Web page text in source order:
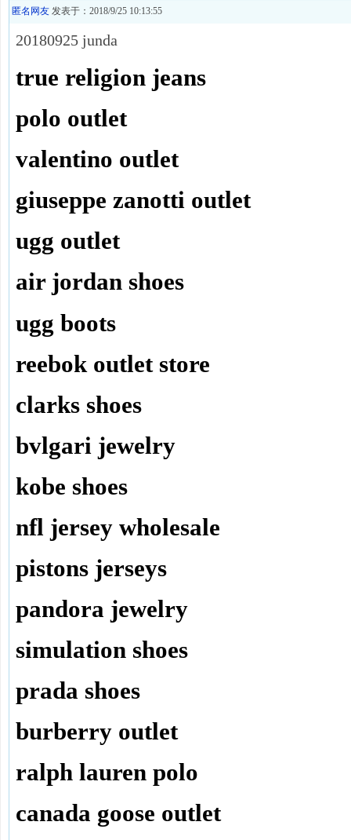
匿名网友 发表于：2018/9/25 10:13:55
20180925 junda
true religion jeans
polo outlet
valentino outlet
giuseppe zanotti outlet
ugg outlet
air jordan shoes
ugg boots
reebok outlet store
clarks shoes
bvlgari jewelry
kobe shoes
nfl jersey wholesale
pistons jerseys
pandora jewelry
simulation shoes
prada shoes
burberry outlet
ralph lauren polo
canada goose outlet